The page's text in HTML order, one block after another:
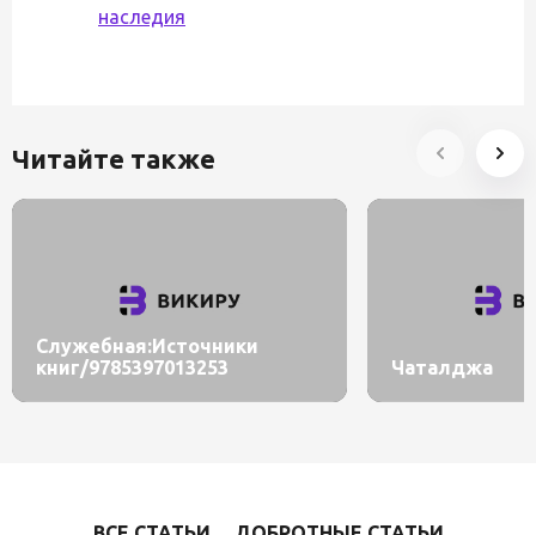
наследия
Читайте также
Служебная:Источники
книг/9785397013253
Чаталджа